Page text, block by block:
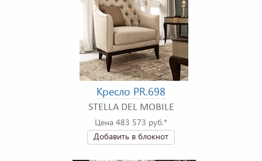
Кресло PR.698
STELLA DEL MOBILE
Цена 483 573 руб.*
Добавить в блокнот